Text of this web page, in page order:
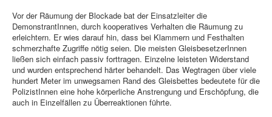
Vor der Räumung der Blockade bat der Einsatzleiter die
DemonstrantInnen, durch kooperatives Verhalten die Räumung zu
erleichtern. Er wies darauf hin, dass bei Klammern und Festhalten
schmerzhafte Zugriffe nötig seien. Die meisten GleisbesetzerInnen
ließen sich einfach passiv forttragen. Einzelne leisteten Widerstand
und wurden entsprechend härter behandelt. Das Wegtragen über viele
hundert Meter im unwegsamen Rand des Gleisbettes bedeutete für die
PolizistInnen eine hohe körperliche Anstrengung und Erschöpfung, die
auch in Einzelfällen zu Überreaktionen führte.